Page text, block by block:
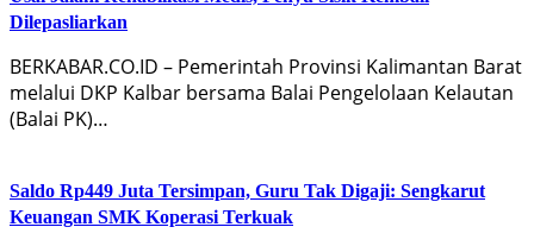
Dilepasliarkan
BERKABAR.CO.ID – Pemerintah Provinsi Kalimantan Barat
melalui DKP Kalbar bersama Balai Pengelolaan Kelautan
(Balai PK)…
Saldo Rp449 Juta Tersimpan, Guru Tak Digaji: Sengkarut
Keuangan SMK Koperasi Terkuak